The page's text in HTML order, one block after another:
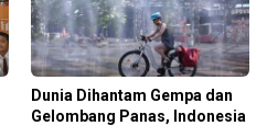
Dunia Dihantam Gempa dan
Gelombang Panas, Indonesia